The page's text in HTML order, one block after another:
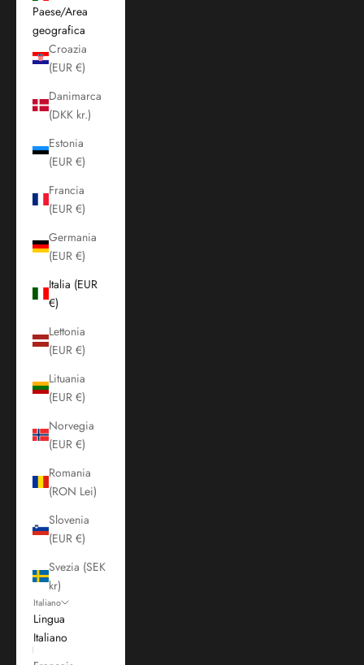
Paese/Area
geografica
Croazia
(EUR €)
Danimarca
(DKK kr.)
Estonia
(EUR €)
Francia
(EUR €)
Germania
(EUR €)
Italia (EUR
€)
Lettonia
(EUR €)
Lituania
(EUR €)
Norvegia
(EUR €)
Romania
(RON Lei)
Slovenia
(EUR €)
Svezia (SEK
kr)
Italiano
Lingua
Italiano